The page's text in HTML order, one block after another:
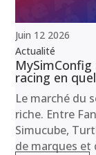
Juin 12 2026
Actualité
racing en
Le marché du
riche. Entre
Simucube,
de marques et